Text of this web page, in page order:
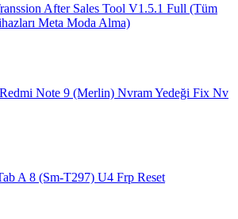
After Sales Tool V1.5.1 Full (Tüm
Meta Moda Alma)
Note 9 (Merlin) Nvram Yedeği Fix Nv
A 8 (Sm-T297) U4 Frp Reset